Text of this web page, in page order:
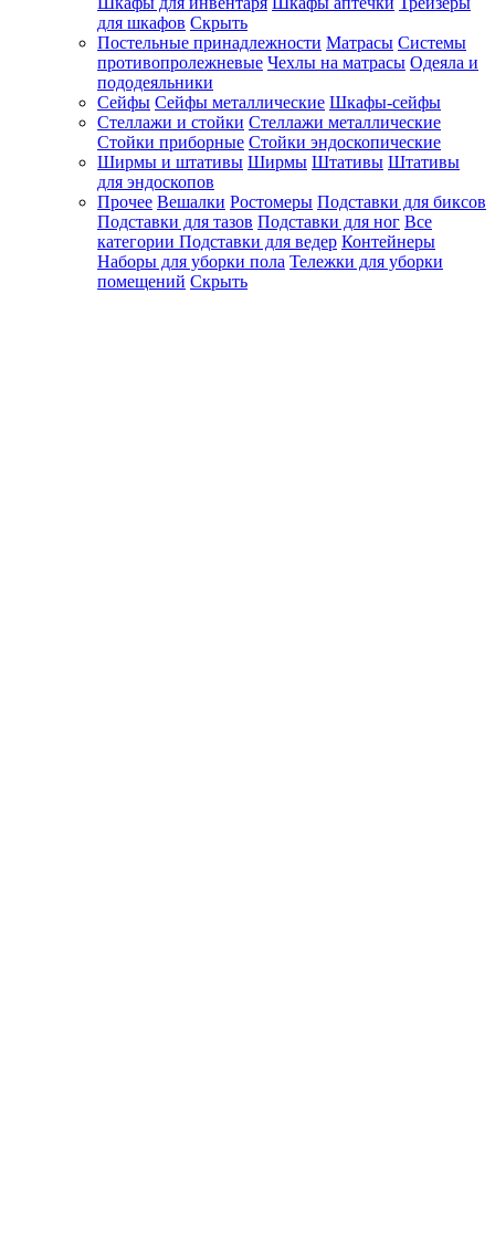
для шкафов Скрыть
Постельные принадлежности Матрасы Системы
противопролежневые Чехлы на матрасы Одеяла и
пододеяльники
Сейфы Сейфы металлические Шкафы-сейфы
Стеллажи и стойки Стеллажи металлические
Стойки приборные Стойки эндоскопические
Ширмы и штативы Ширмы Штативы Штативы
для эндоскопов
Прочее Вешалки Ростомеры Подставки для биксов
Подставки для тазов Подставки для ног Все
категории Подставки для ведер Контейнеры
Наборы для уборки пола Тележки для уборки
помещений Скрыть